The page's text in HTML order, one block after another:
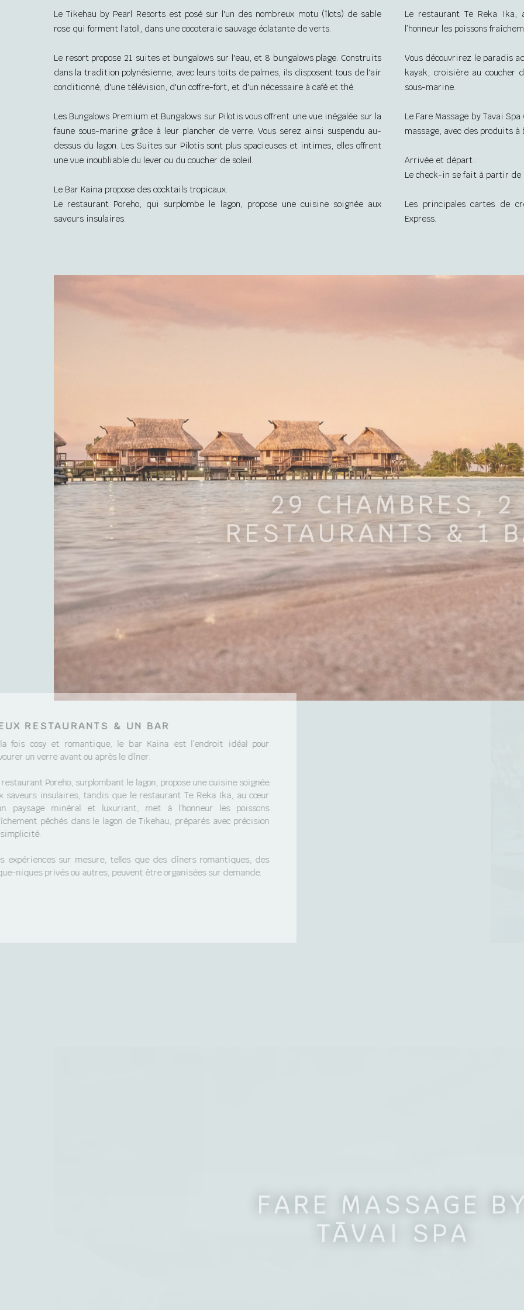
Le Tikehau by Pearl Resorts est posé sur l'un des nombreux motu (îlots) de sable
rose qui forment l'atoll, dans une cocoteraie sauvage éclatante de verts.
Le resort propose 21 suites et bungalows sur l'eau, et 8 bungalows plage. Construits
dans la tradition polynésienne, avec leurs toits de palmes, ils disposent tous de l'air
conditionné, d'une télévision, d'un coffre-fort, et d'un nécessaire à café et thé.
Les Bungalows Premium et Bungalows sur Pilotis vous offrent une vue inégalée sur la
faune sous-marine grâce à leur plancher de verre. Vous serez ainsi suspendu au-
dessus du lagon. Les Suites sur Pilotis sont plus spacieuses et intimes, elles offrent
une vue inoubliable du lever ou du coucher de soleil.
Le Bar Kaina propose des cocktails tropicaux.
Le restaurant Poreho, qui surplombe le lagon, propose une cuisine soignée aux
saveurs insulaires.
Le restaurant Te Reka
l’honneur les poissons
Vous découvrirez le paradis
kayak, croisière au coucher
sous-marine.
Le Fare Massage by Tavai
massage, avec des produits
Arrivée et départ :
Le check-in se fait à partir de
Les principales cartes de
Express.
29 CHAMBRES, 2
RESTAURANTS & 1
RESTAURANTS & UN BAR
fois cosy et romantique, le bar Kaina est l’endroit idéal pour
un verre avant ou après le dîner.
restaurant Poreho, surplombant le lagon, propose une cuisine soignée
saveurs insulaires, tandis que le restaurant Te Reka Ika, au cœur
paysage minéral et luxuriant, met à l’honneur les poissons
pêchés dans le lagon de Tikehau, préparés avec précision
expériences sur mesure, telles que des dîners romantiques, des
niques privés ou autres, peuvent être organisées sur demande.
FARE MASSAGE
TĀVAI SPA